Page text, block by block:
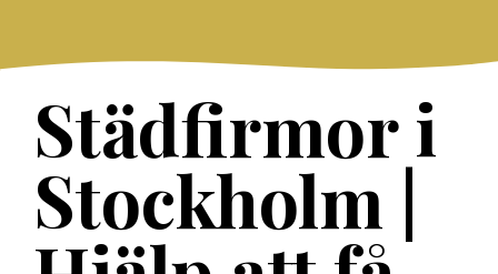
content
Städfirmor i
Stockholm |